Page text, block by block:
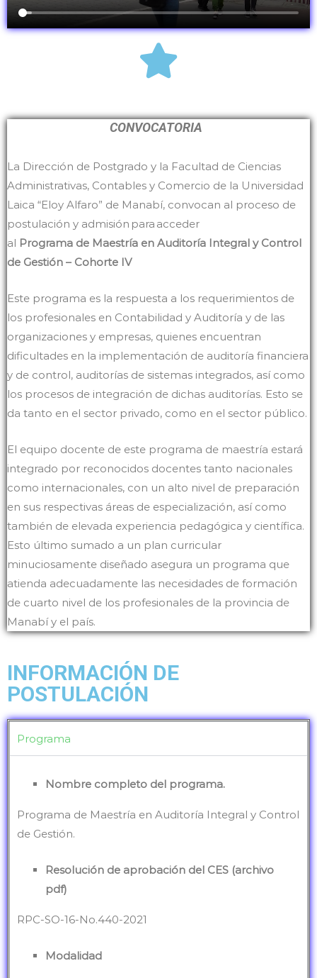
CONVOCATORIA
La Dirección de Postgrado y la Facultad de Ciencias
Administrativas, Contables y Comercio de la Universidad
Laica “Eloy Alfaro” de Manabí, convocan al proceso de
postulación y admisión para acceder
al Programa de Maestría en Auditoría Integral y Control
de Gestión – Cohorte IV
Este programa es la respuesta a los requerimientos de
los profesionales en Contabilidad y Auditoría y de las
organizaciones y empresas, quienes encuentran
dificultades en la implementación de auditoría financiera
y de control, auditorías de sistemas integrados, así como
los procesos de integración de dichas auditorías. Esto se
da tanto en el sector privado, como en el sector público.
El equipo docente de este programa de maestría estará
integrado por reconocidos docentes tanto nacionales
como internacionales, con un alto nivel de preparación
en sus respectivas áreas de especialización, así como
también de elevada experiencia pedagógica y científica.
Esto último sumado a un plan curricular
minuciosamente diseñado asegura un programa que
atienda adecuadamente las necesidades de formación
de cuarto nivel de los profesionales de la provincia de
Manabí y el país.
INFORMACIÓN DE
POSTULACIÓN
Programa
Nombre completo del programa.
Programa de Maestría en Auditoría Integral y Control
de Gestión.
Resolución de aprobación del CES (archivo
pdf)
RPC-SO-16-No.440-2021
Modalidad